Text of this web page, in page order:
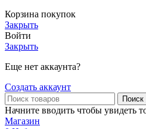
Корзина покупок
Закрыть
Войти
Закрыть
Еще нет аккаунта?
Создать аккаунт
Поиск
Начните вводить чтобы увидеть
Магазин